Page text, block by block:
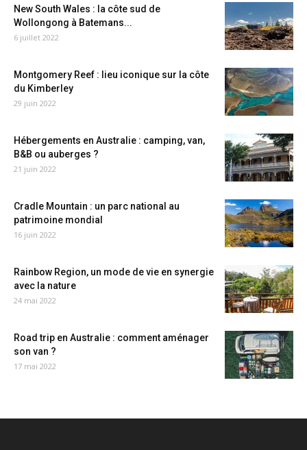
New South Wales : la côte sud de
Wollongong à Batemans...
6 juillet 2022
Montgomery Reef : lieu iconique sur la côte
du Kimberley
29 juin 2022
Hébergements en Australie : camping, van,
B&B ou auberges ?
21 juin 2022
Cradle Mountain : un parc national au
patrimoine mondial
16 juin 2022
Rainbow Region, un mode de vie en synergie
avec la nature
24 mai 2022
Road trip en Australie : comment aménager
son van ?
17 mai 2022